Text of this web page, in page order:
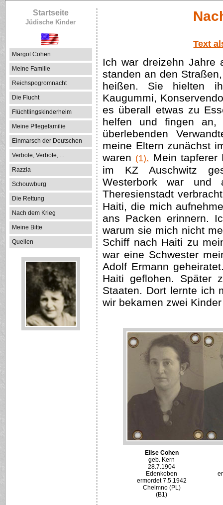
Startseite
Jüdische Kinder
Margot Cohen
Meine Familie
Reichspogromnacht
Die Flucht
Flüchtlingskinderheim
Meine Pflegefamilie
Einmarsch der Deutschen
Verbote, Verbote, ...
Razzia
Schouwburg
Die Rettung
Nach dem Krieg
Meine Bitte
Quellen
Text
Ich war dreizehn Jahre
standen an den
heißen. Sie hielten
Kaugummi,
es überall etwas zu
helfen und fingen an,
überlebenden
meine Eltern zunächst
waren (1). Mein tapferer
im KZ Auschwitz
Westerbork war und
Theresienstadt
Haiti, die mich
ans Packen erinnern.
warum sie mich nicht
Schiff nach Haiti zu
war eine Schwester
Adolf Ermann
Haiti geflohen. Später
Staaten. Dort lernte ich
wir bekamen zwei
Elise Cohen
geb. Kern
28.7.1904
Edenkoben
ermordet 7.5.1942
Chelmno (PL)
(B1)